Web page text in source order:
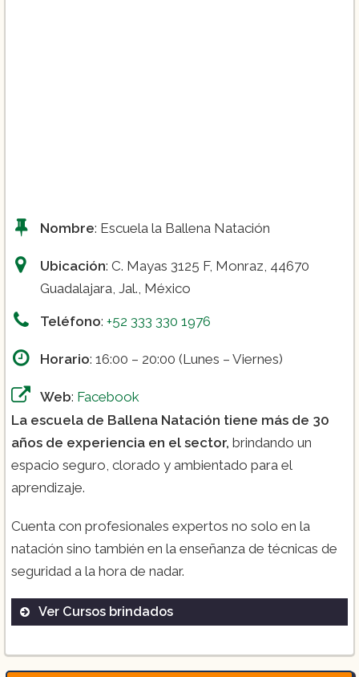
Nombre: Escuela la Ballena Natación
Ubicación: C. Mayas 3125 F, Monraz, 44670
Guadalajara, Jal., México
Teléfono: +52 333 330 1976
Horario: 16:00 – 20:00 (Lunes – Viernes)
Web: Facebook
La escuela de Ballena Natación tiene más de 30
años de experiencia en el sector, brindando un
espacio seguro, clorado y ambientado para el
aprendizaje.
Cuenta con profesionales expertos no solo en la
natación sino también en la enseñanza de técnicas de
seguridad a la hora de nadar.
Ver Cursos brindados